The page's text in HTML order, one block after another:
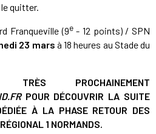
quitter.
Franqueville (9e- 12 points) / SPN
23 mars à 18 heures au Stade du
PROCHAINEMENT
POUR DÉCOUVRIR LA SUITE
À LA PHASE RETOUR DES
1 NORMANDS.